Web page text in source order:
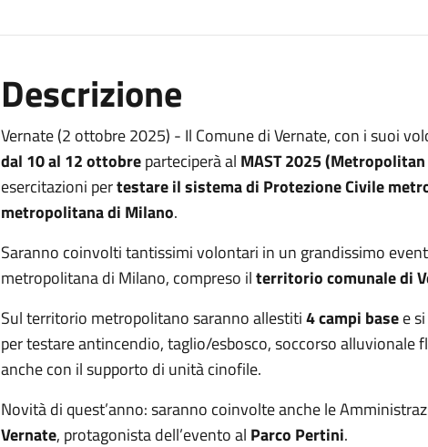
Descrizione
Vernate (2 ottobre 2025) - Il Comune di Vernate, con i suoi
dal 10 al 12 ottobreparteciperà al MAST 2025
esercitazioni pertestare il sistema di Protezione Civile
metropolitana di Milano.
Saranno coinvolti tantissimi volontari in un grandissimo
metropolitana di Milano, compreso ilterritorio comunale di
Sul territorio metropolitano saranno allestiti4 campi basee si
per testare antincendio, taglio/esbosco, soccorso alluvionale
anche con il supporto di unità cinofile.
Novità di quest’anno: saranno coinvolte anche le
Vernate, protagonista dell’evento al Parco Pertini.